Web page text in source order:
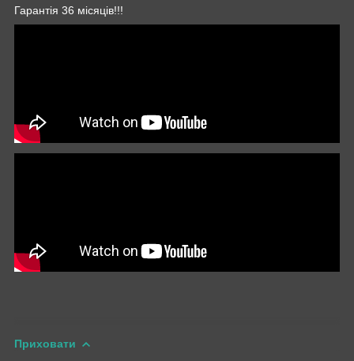
Гарантія 36 місяців!!!
Приховати